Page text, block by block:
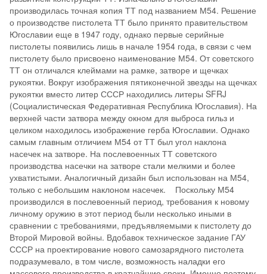
производилась точная копия ТТ под названием М54. Решение
о производстве пистолета ТТ было принято правительством
Югославии еще в 1947 году, однако первые серийные
пистолеты появились лишь в начале 1954 года, в связи с чем
пистолету было присвоено наименование М54. От советского
ТТ он отличался клеймами на рамке, затворе и щечках
рукоятки. Вокруг изображения пятиконечной звезды на щечках
рукоятки вместо литер СССР находились литеры SFRJ
(Социалистическая Федеративная Республика Югославия). На
верхней части затвора между окном для выброса гильз и
целиком находилось изображение герба Югославии. Однако
самым главным отличием М54 от ТТ был угол наклона
насечек на затворе. На послевоенных ТТ советского
производства насечки на затворе стали мелкими и более
ухватистыми. Аналогичный дизайн был использован на М54,
только с небольшим наклоном насечек. Поскольку М54
производился в послевоенный период, требования к новому
личному оружию в этот период были несколько иными в
сравнении с требованиями, предъявляемыми к пистолету до
Второй Мировой войны. Вдобавок техническое задание ГАУ
СССР на проектирование нового самозарядного пистолета
подразумевало, в том числе, возможность наладки его